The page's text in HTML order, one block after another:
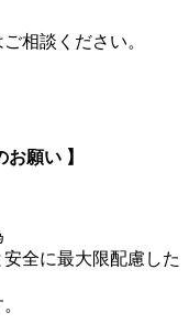
相談ください。
願い 】
全に最大限配慮した